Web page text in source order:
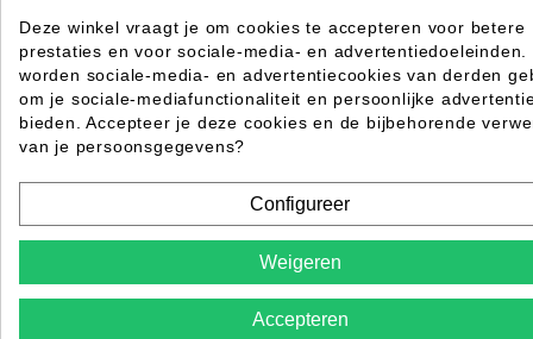
Deze winkel vraagt je om cookies te accepteren voor betere
prestaties en voor sociale-media- en advertentiedoeleinden.
worden sociale-media- en advertentiecookies van derden
om je sociale-mediafunctionaliteit en persoonlijke
bieden. Accepteer je deze cookies en de bijbehorende
van je persoonsgegevens?
Configureer
Weigeren
Accepteren